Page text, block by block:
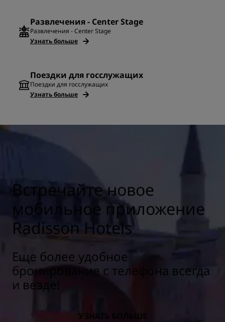
Развлечения - Center Stage
Развлечения - Center Stage
Узнать больше
Поездки для госслужащих
Поездки для госслужащих
Узнать больше
Встречайте новое
мобильное приложение
Radisson Hotels
Еще более удобное
бронирование с телефона всегда
и везде!
УЗНАТЬ БОЛЬШЕ